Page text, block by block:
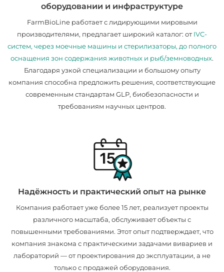
оборудовании и инфраструктуре
FarmBioLine работает с лидирующими мировыми
производителями, предлагает широкий каталог: от IVC-
систем, через моечные машины и стерилизаторы, до полного
оснащения зон содержания животных и рыб/земноводных.
Благодаря узкой специализации и большому опыту
компания способна предложить решения, соответствующие
современным стандартам GLP, биобезопасности и
требованиям научных центров.
Надёжность и практический опыт на рынке
Компания работает уже более 15 лет, реализует проекты
различного масштаба, обслуживает объекты с
повышенными требованиями. Этот опыт подтверждает, что
компания знакома с практическими задачами вивариев и
лабораторий — от проектирования до эксплуатации, а не
только с продажей оборудования.